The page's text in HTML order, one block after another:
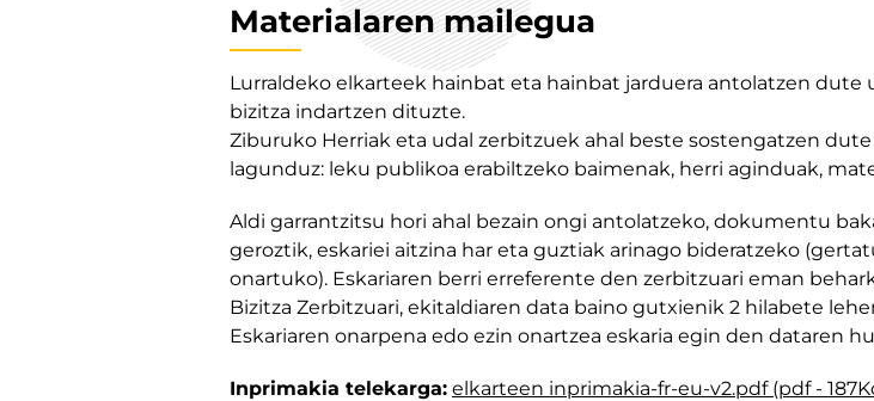
Materialaren mailegua
Lurraldeko elkarteek hainbat eta hainbat jarduera antolatzen
bizitza indartzen dituzte.
Ziburuko Herriak eta udal zerbitzuek ahal beste sostengatzen
lagunduz: leku publikoa erabiltzeko baimenak, herri aginduak,
Aldi garrantzitsu hori ahal bezain ongi antolatzeko, dokumentu
geroztik, eskariei aitzina har eta guztiak arinago bideratzeko
onartuko). Eskariaren berri erreferente den zerbitzuari eman
Bizitza Zerbitzuari, ekitaldiaren data baino gutxienik 2 hilabete
Eskariaren onarpena edo ezin onartzea eskaria egin den dataren
Inprimakia telekarga: elkarteen inprimakia-fr-eu-v2.pdf (pdf -